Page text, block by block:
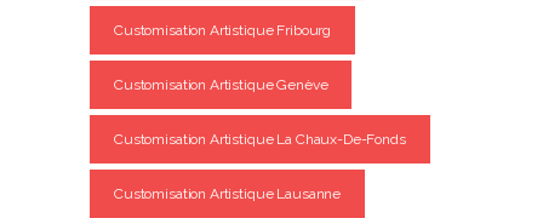
Customisation Artistique Fribourg
Customisation Artistique Genève
Customisation Artistique La Chaux-De-Fonds
Customisation Artistique Lausanne